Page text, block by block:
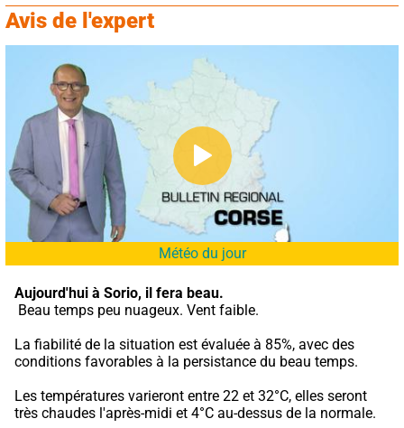
Avis de l'expert
Météo du jour
Aujourd'hui à Sorio, il fera beau.
Beau temps peu nuageux. Vent faible.
La fiabilité de la situation est évaluée à 85%, avec des
conditions favorables à la persistance du beau temps.
Les températures varieront entre 22 et 32°C, elles seront
très chaudes l'après-midi et 4°C au-dessus de la normale.